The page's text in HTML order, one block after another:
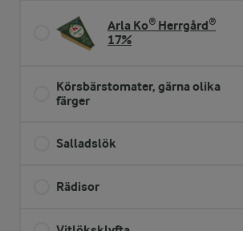
Arla Ko® Herrgård®
17%
Körsbärstomater, gärna olika
färger
Salladslök
Rädisor